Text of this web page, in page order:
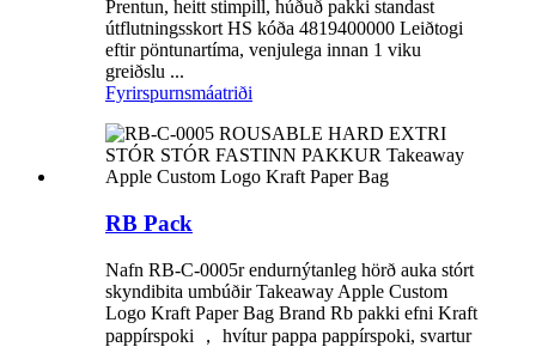
Prentun, heitt stimpill, húðuð pakki standast
útflutningsskort HS kóða 4819400000 Leiðtogi
eftir pöntunartíma, venjulega innan 1 viku
greiðslu ...
Fyrirspurnsmáatriði
RB Pack
Nafn RB-C-0005r endurnýtanleg hörð auka stórt
skyndibita umbúðir Takeaway Apple Custom
Logo Kraft Paper Bag Brand Rb pakki efni Kraft
pappírspoki ， hvítur pappa pappírspoki, svartur